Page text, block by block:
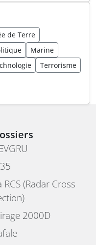
de Terre
Marine
Terrorisme
RCS (Radar Cross
2000D